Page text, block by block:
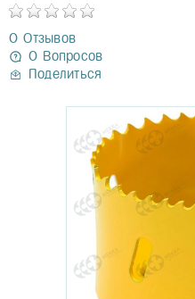
0 Отзывов
0 Вопросов
Поделиться